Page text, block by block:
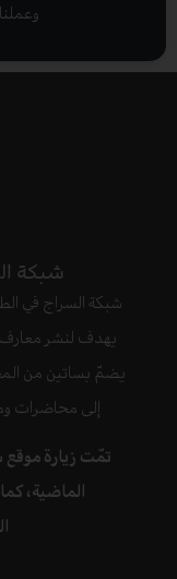
شبكة
شبكة السراج في
يهدف لنشر معارف
يضمّ بساتين من
إلى محاضرات
الماضية،